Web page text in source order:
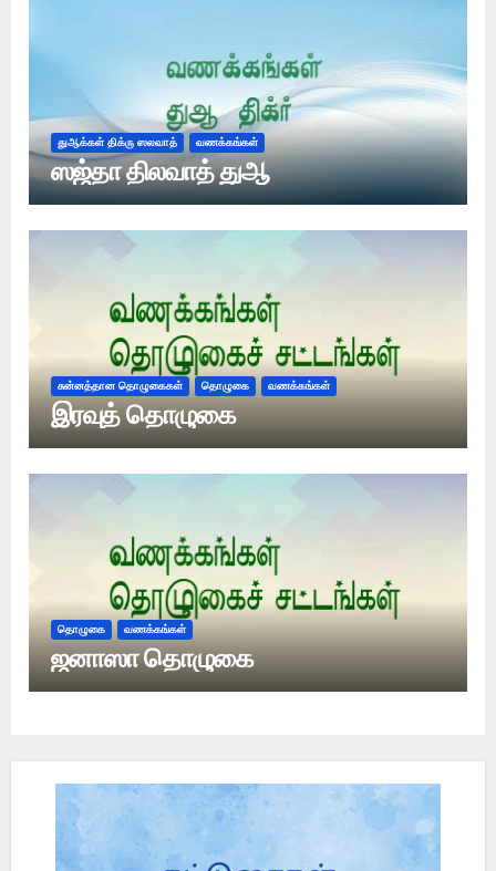
துஆக்கள் திக்ரு ஸலவாத் வணக்கங்கள்
ஸஜ்தா திலவாத் துஆ
சுன்னத்தான தொழுகைகள் தொழுகை வணக்கங்கள்
இரவுத் தொழுகை
தொழுகை வணக்கங்கள்
ஜனாஸா தொழுகை